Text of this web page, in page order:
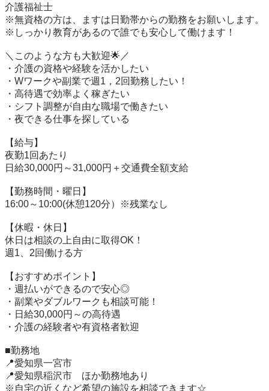
介護福祉士
※無資格の方は、ますは日勤帯からの勤務をお願いします。
※しっかり教育があるので誰でも安心して働けます！
＼このような方も大歓迎🌟／
・介護の資格や経験を活かしたい
・Wワークや副業で週1，2回勤務したい！
・高待遇で効率よく稼ぎたい
・シフト調整が自由な職場で働きたい
・夜できる仕事を探している
【給与】
夜勤1回あたり
日給30,000円～31,000円＋交通費全額支給
【勤務時間・曜日】
16:00～10:00(休憩120分）※残業なし
【休暇・休日】
休日は相談の上自由に取得OK！
週1、2回働ける方
【おすすめポイント】
・週払いができるので安心◎
・副業やダブルワークも相談可能！
・日給30,000円～の高待遇
・介護の経験者や有資格者歓迎
■勤務地
📍愛知県一宮市
📍愛知県稲沢市　ほか勤務地あり
※自宅の近くなど希望の施設を相談できます☆